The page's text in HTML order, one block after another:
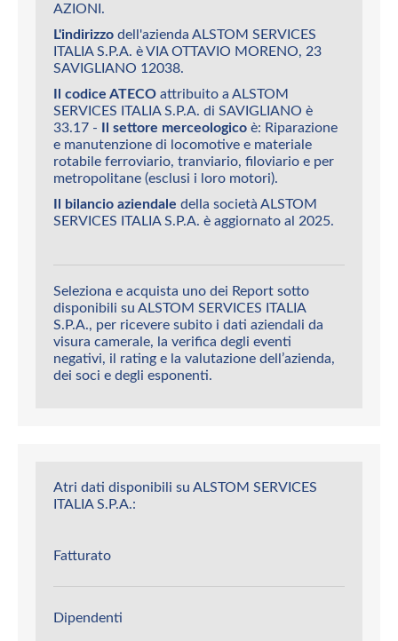
AZIONI.
L'indirizzo dell'azienda ALSTOM SERVICES
ITALIA S.P.A. è VIA OTTAVIO MORENO, 23
SAVIGLIANO 12038.
Il codice ATECO attribuito a ALSTOM
SERVICES ITALIA S.P.A. di SAVIGLIANO è
33.17 - Il settore merceologico è: Riparazione
e manutenzione di locomotive e materiale
rotabile ferroviario, tranviario, filoviario e per
metropolitane (esclusi i loro motori).
Il bilancio aziendale della società ALSTOM
SERVICES ITALIA S.P.A. è aggiornato al 2025.
Seleziona e acquista uno dei Report sotto
disponibili su ALSTOM SERVICES ITALIA
S.P.A., per ricevere subito i dati aziendali da
visura camerale, la verifica degli eventi
negativi, il rating e la valutazione dell’azienda,
dei soci e degli esponenti.
Atri dati disponibili su ALSTOM SERVICES
ITALIA S.P.A.:
Fatturato
Dipendenti